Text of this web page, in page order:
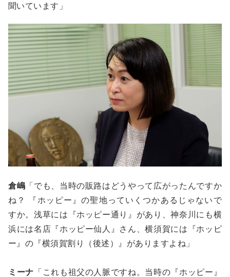
聞いています」
倉嶋 「でも、当時の販路はどうやって広がったんですか
ね？ 『ホッピー』の聖地っていくつかあるじゃないで
すか。浅草には『ホッピー通り』があり、神奈川にも横
浜には名店『ホッピー仙人』さん、横須賀には『ホッピ
ー』の『横須賀割り（後述）』がありますよね」
ミーナ 「これも祖父の人脈ですね。当時の『ホッピー』